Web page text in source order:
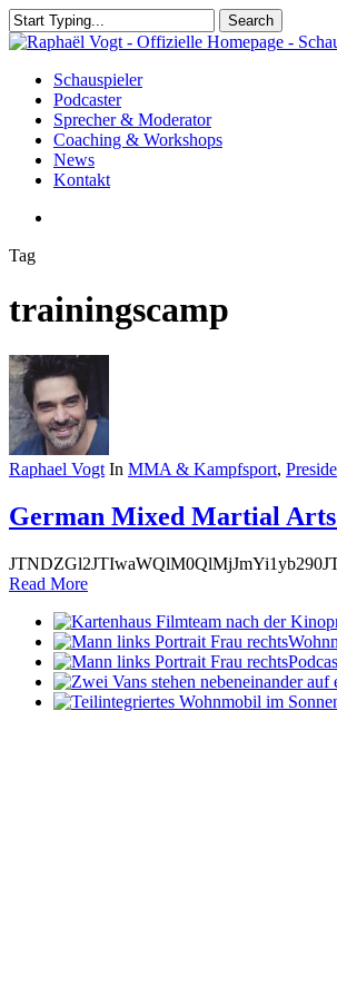
Skip
to
content
Search
Close
search
Menu
Schauspieler
Podcaster
Sprecher & Moderator
Coaching & Workshops
News
Kontakt
Tag
trainingscamp
Raphael Vogt In MMA & Kampfsport,
German Mixed Martial
Read More